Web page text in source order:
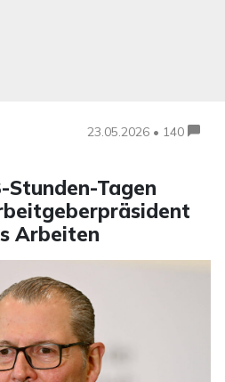
23.05.2026 • 140
Stunden-Tagen
Arbeiten